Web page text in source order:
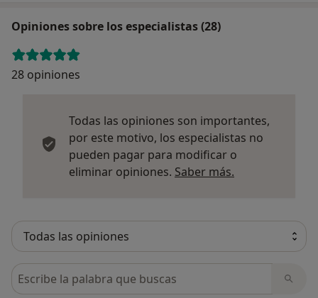
Opiniones sobre los especialistas (28)
28 opiniones
Todas las opiniones son importantes,
por este motivo, los especialistas no
pueden pagar para modificar o
eliminar opiniones. Saber más.
Busca en opiniones